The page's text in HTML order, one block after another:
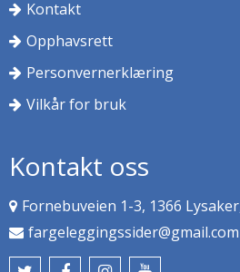
Kontakt
Opphavsrett
Personvernerklæring
Vilkår for bruk
Kontakt oss
Fornebuveien 1-3, 1366
fargeleggingssider@gmail.com